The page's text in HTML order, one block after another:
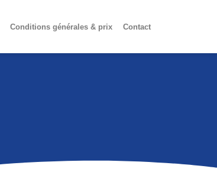
Conditions générales & prix Contact